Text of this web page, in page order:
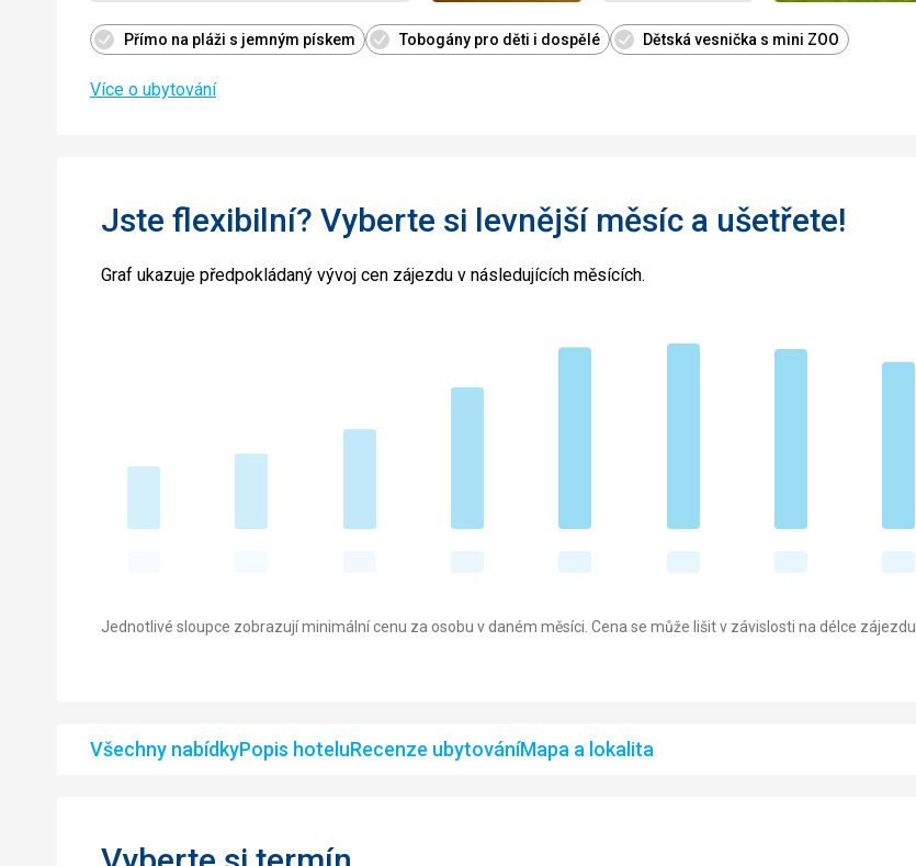
Přímo na pláži s jemným pískem Tobogány pro děti i dospělé Dětská vesnička s mini ZOO
Více o ubytování
Jste flexibilní? Vyberte si levnější měsíc a ušetřete!
Graf ukazuje předpokládaný vývoj cen zájezdu v následujících měsících.
Jednotlivé sloupce zobrazují minimální cenu za osobu v daném měsíci. Cena se může lišit v závislosti na délce zájezdu.
Všechny nabídkyPopis hoteluRecenze ubytováníMapa a lokalita